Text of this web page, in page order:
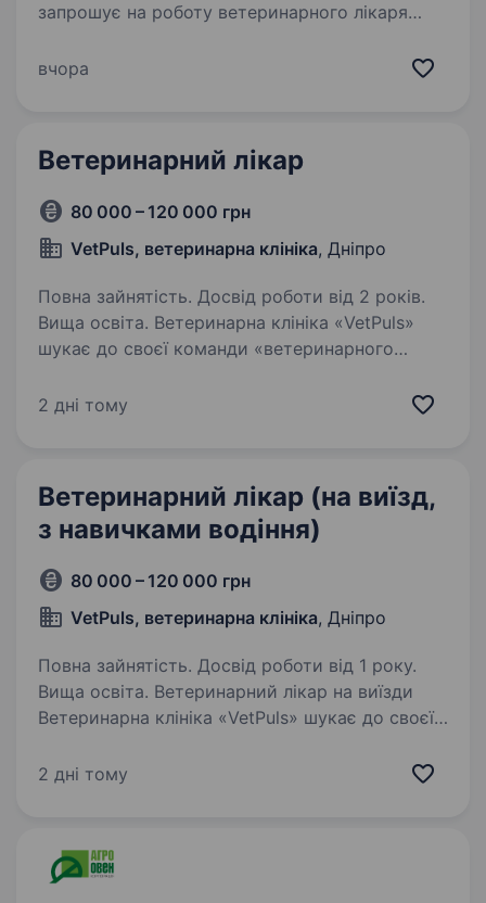
запрошує на роботу ветеринарного лікаря
ветеринарної допомоги (лікування, щеплення,
вчора
Ветеринарний лікар
80 000 – 120 000 грн
VetPuls, ветеринарна клініка, Дніпро
Повна зайнятість. Досвід роботи від 2 років.
Вища освіта. Ветеринарна клініка «VetPuls»
шукає до своєї команди «ветеринарного
ветеринарна освіта; досвід роботи
2 дні тому
Ветеринарний лікар (на виїзд,
з навичками водіння)
80 000 – 120 000 грн
VetPuls, ветеринарна клініка, Дніпро
Повна зайнятість. Досвід роботи від 1 року.
Вища освіта. Ветеринарний лікар на виїзди
Ветеринарна клініка «VetPuls» шукає до своєї
Ми очікуємо від кандидата: вища ветеринарна
2 дні тому